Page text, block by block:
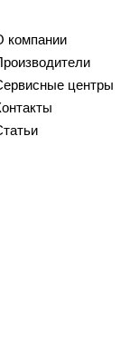
компании
центры